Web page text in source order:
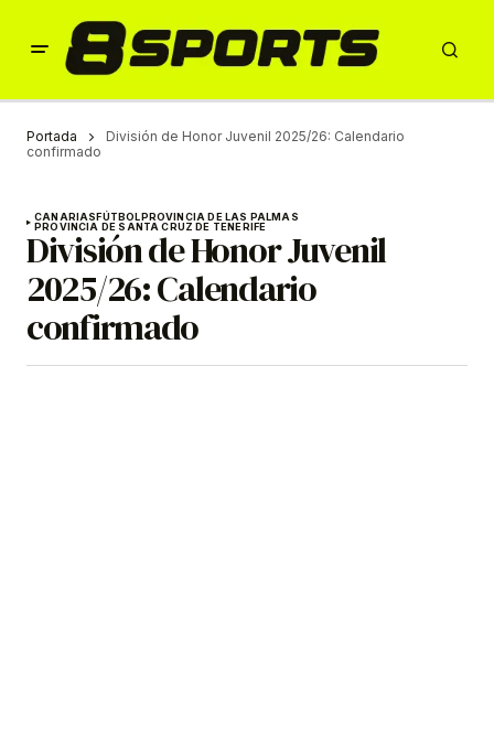
Portada
División de Honor Juvenil 2025/26: Calendario
confirmado
CANARIASFÚTBOLPROVINCIA DE LAS PALMAS
PROVINCIA DE SANTA CRUZ DE TENERIFE
División de Honor Juvenil
2025/26: Calendario
confirmado